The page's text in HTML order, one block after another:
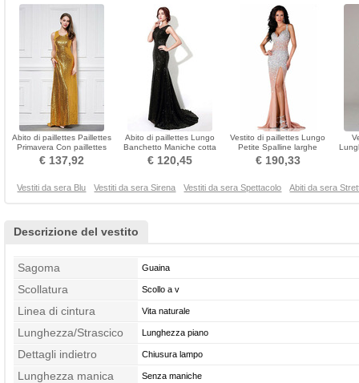
Abito di paillettes Paillettes
Primavera Con paillettes
colletto Peter pan
€ 137,92
Abito di paillettes Lungo
Banchetto Maniche cotta
Con paillettes
€ 120,45
Vestito di paillettes Lungo
Petite Spalline larghe
Senza maniche
€ 190,33
Vestiti da sera Blu Vestiti da sera Sirena Vestiti da sera Spettacolo Abiti da sera
Descrizione del vestito
Sagoma Guaina
Scollatura Scollo a v
Linea di cintura Vita naturale
Lunghezza/Strascico Lunghezza piano
Dettagli indietro Chiusura lampo
Lunghezza manica Senza maniche